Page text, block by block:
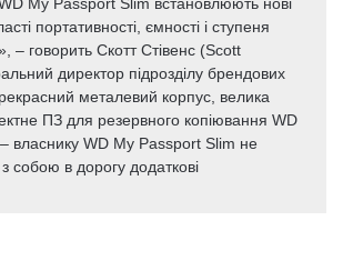
портативності, ємності і ступеня
– говорить Скотт Стівенс (Scott
директор підрозділу брендових
металевий корпус, велика
ПЗ для резервного копіювання WD
власнику WD My Passport Slim не
собою в дорогу додаткові